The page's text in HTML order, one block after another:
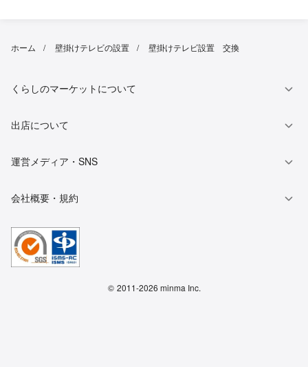
ホーム 壁掛けテレビの設置 壁掛けテレビ設置 交換
くらしのマーケットについて
出店について
運営メディア・SNS
会社概要・規約
© 2011-2026 minma Inc.